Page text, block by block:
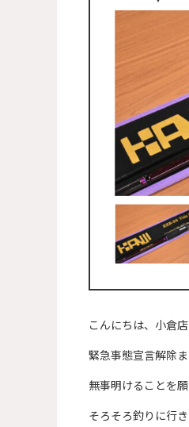
こんにちは、小倉
緊急事態宣言解除
無事明けることを願
そろそろ釣りに行き